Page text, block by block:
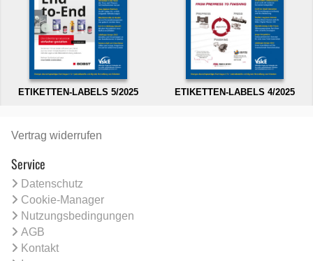
ETIKETTEN-LABELS 5/2025 ETIKETTEN-LABELS 4/2025
Vertrag widerrufen
Service
Datenschutz
Cookie-Manager
Nutzungsbedingungen
AGB
Kontakt